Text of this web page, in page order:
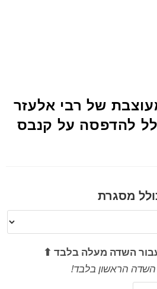
מעוצבת של רבי אלעזר
להדפסה על קנבס
מסגרת
השדה מעלה בלבד ⬆
הראשון בלבד!